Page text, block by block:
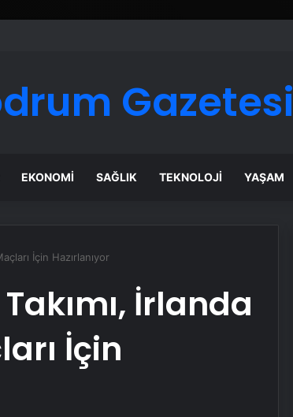
Gazetesi
EKONOMI SAĞLIK TEKNOLOJI YAŞAM
İçin Hazırlanıyor
İrlanda
İçin